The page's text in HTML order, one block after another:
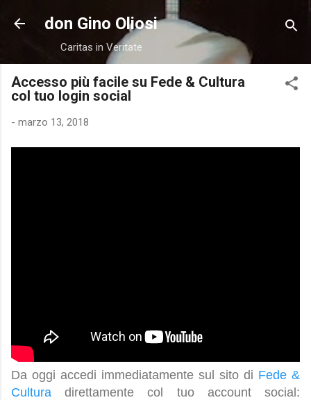
Passa ai contenuti principali
don Gino Oliosi
Caritas in Veritate
Accesso più facile su Fede & Cultura
col tuo login social
- marzo 13, 2018
Da oggi accedi immediatamente sul sito di Fede &
Cultura direttamente col tuo account social: